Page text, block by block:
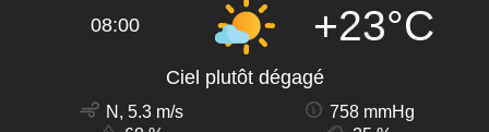
08:00 +23°C
Ciel plutôt dégagé
N, 5.3 m/s
758 mmHg